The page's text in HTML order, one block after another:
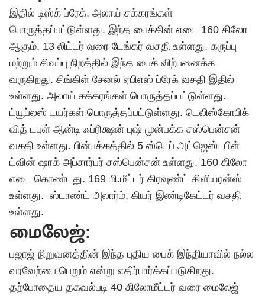
இதில் டிஸ்க் ப்ரேக், அலாய் சக்கரங்கள்
பொருத்தப்பட்டுள்ளது. இந்த பைக்கின் எடை 160 கிலோ
ஆகும். 13 லிட்டர் வரை டேங்கர் வசதி உள்ளது. கருப்பு
மற்றும் சிவப்பு நிறத்தில் இந்த பைக் விற்பனைக்க
வருகிறது. சிங்கிள் சேனல் ஏபிஎஸ் ப்ரேக் வசதி இதில்
உள்ளது. அலாய் சக்கரங்கள் பொருத்தப்பட்டுள்ளது.
ட்யூப்லஸ் டயர்கள் பொருத்தப்பட்டுள்ளது. டெலிஸ்கோபிக்
வித் டபுள் ஆன்டி ஃப்ரிக்ஷன் புஷ் முன்பக்க சஸ்பென்சன்
வசதி உள்ளது. பின்பக்கத்தில் 5 ஸ்டெப் அட்ஜெஸ்டபிள்
ட்வின் ஷாக் அப்சார்பர் சஸ்பென்சன் உள்ளது. 160 கிலோ
எடை கொண்டது. 169 மி.மீட்டர் கிரவுண்ட் கிளியரன்ஸ்
உள்ளது. ஸ்டாண்ட் அலார்ம், கியர் இண்டிகேட்டர் வசதி
உள்ளது.
மைலேஜ்:
பஜாஜ் நிறுவனத்தின் இந்த புதிய பைக் இந்தியாவில் நல்ல
வரவேற்பை பெறும் என்று எதிர்பார்க்கப்படுகிறது.
தற்போதைய தகவல்படி 40 கிலோமீட்டர் வரை மைலேஜ்